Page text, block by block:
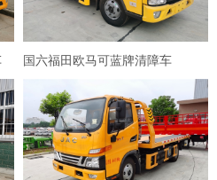
国六福田欧马可蓝牌清障车